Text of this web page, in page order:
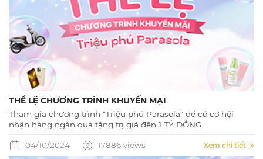
THỂ LỆ CHƯƠNG TRÌNH KHUYẾN MẠI
Tham gia chương trình "Triệu phú Parasola" để có cơ hội
nhận hàng ngàn quà tặng trị giá đến 1 TỶ ĐỒNG
04/10/2024 17886 views Xem chi tiết